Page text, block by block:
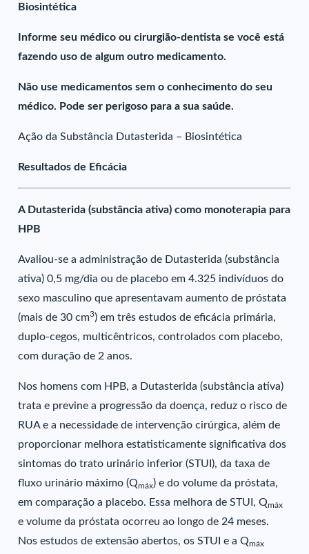
Biosintética
Informe seu médico ou cirurgião-dentista se você está
fazendo uso de algum outro medicamento.
Não use medicamentos sem o conhecimento do seu
médico. Pode ser perigoso para a sua saúde.
Ação da Substância Dutasterida – Biosintética
Resultados de Eficácia
A Dutasterida (substância ativa) como monoterapia para
HPB
Avaliou-se a administração de Dutasterida (substância
ativa) 0,5 mg/dia ou de placebo em 4.325 indivíduos do
sexo masculino que apresentavam aumento de próstata
(mais de 30 cm3) em três estudos de eficácia primária,
duplo-cegos, multicêntricos, controlados com placebo,
com duração de 2 anos.
Nos homens com HPB, a Dutasterida (substância ativa)
trata e previne a progressão da doença, reduz o risco de
RUA e a necessidade de intervenção cirúrgica, além de
proporcionar melhora estatisticamente significativa dos
sintomas do trato urinário inferior (STUI), da taxa de
fluxo urinário máximo (Qmáx) e do volume da próstata,
em comparação a placebo. Essa melhora de STUI, Qmáx
e volume da próstata ocorreu ao longo de 24 meses.
Nos estudos de extensão abertos, os STUI e a Qmáx